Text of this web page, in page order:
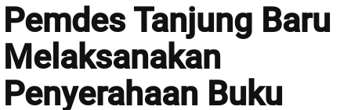
Pemdes Tanjung Baru
Melaksanakan
Penyerahaan Buku